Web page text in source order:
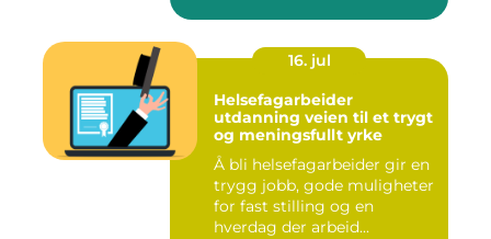
16. jul
Helsefagarbeider
utdanning veien til et trygt
og meningsfullt yrke
Å bli helsefagarbeider gir en
trygg jobb, gode muligheter
for fast stilling og en
hverdag der arbeid...